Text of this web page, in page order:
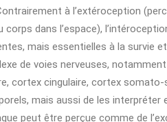
à l’extéroception
dans l’espace),
mais essentielles à la survie
de voies nerveuses,
cortex cingulaire, cortex
mais aussi de les interpréter
peut être perçue comme de